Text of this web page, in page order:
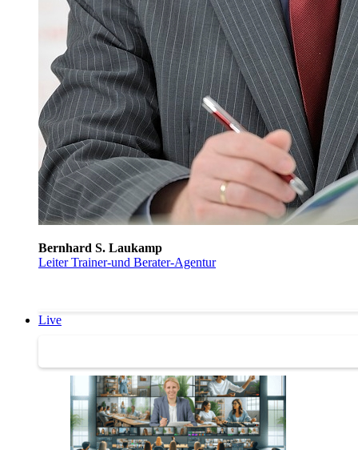
Bernhard S. Laukamp
Leiter Trainer-und Berater-Agentur
Live